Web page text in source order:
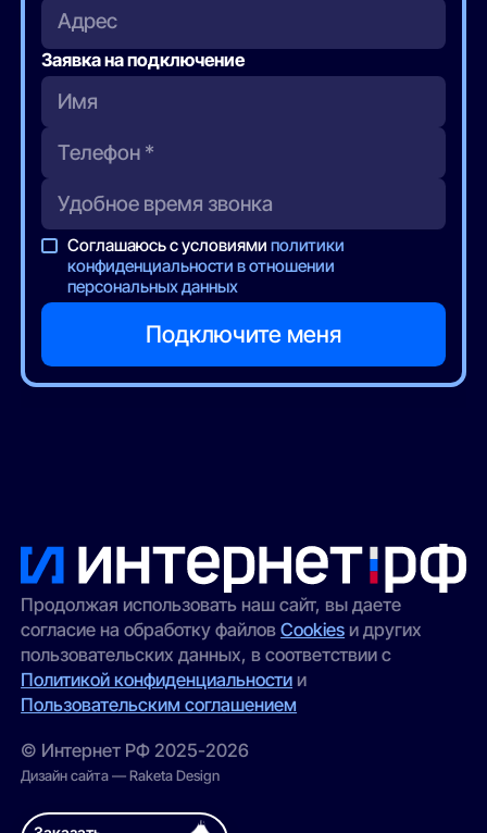
Адрес
Заявка на подключение
Соглашаюсь с условиямиполитики
конфиденциальности в отношении
персональных данных
Продолжая использовать наш сайт, вы даете
согласие на обработку файловCookies и других
пользовательских данных, в соответствии с
Политикой конфиденциальности и
Пользовательским соглашением
© Интернет РФ 2025-2026
Дизайн сайта — Raketa Design